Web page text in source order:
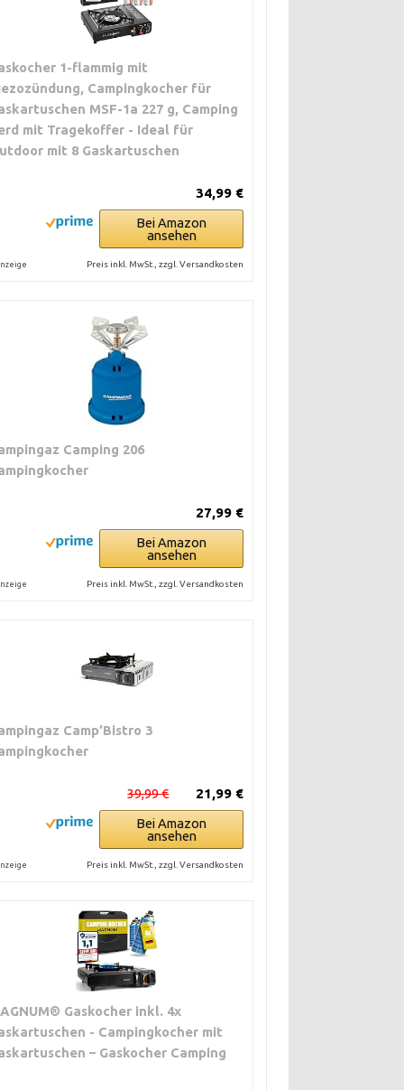
WIND‑STABILITÄT KURZBEGRÜNDUNG
1-flammig mit
Campingkocher für
MSF-1a 227 g, Camping
mit Tragekoffer - Ideal für
mit 8 Gaskartuschen
34,99 €
Bei Amazon
ansehen
Preis inkl. MwSt., zzgl. Versandkosten
Camping 206
27,99 €
Bei Amazon
ansehen
Preis inkl. MwSt., zzgl. Versandkosten
Camp’Bistro 3
21,99 €
39,99 €
Bei Amazon
ansehen
Preis inkl. MwSt., zzgl. Versandkosten
Gaskocher inkl. 4x
- Campingkocher mit
– Gaskocher Camping